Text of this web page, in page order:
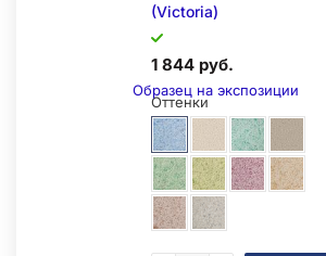
Образец на экспозиции
(Victoria)
1 844 руб.
Оттенки